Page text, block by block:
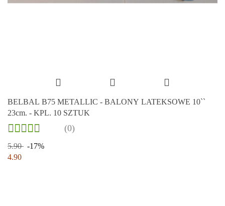
BELBAL B75 METALLIC - BALONY LATEKSOWE 10``
23cm. - KPL. 10 SZTUK
(0)
5.90
-17%
4.90